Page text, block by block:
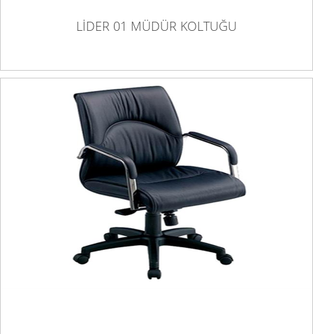
LİDER 01 MÜDÜR KOLTUĞU
LİDER 03 ŞEF-TOPLANTI KOLTUĞU